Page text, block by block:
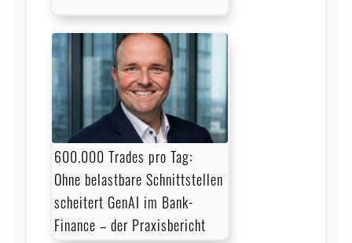
600.000 Trades pro Tag:
Ohne belastbare Schnittstellen
scheitert GenAI im Bank-
Finance – der Praxisbericht